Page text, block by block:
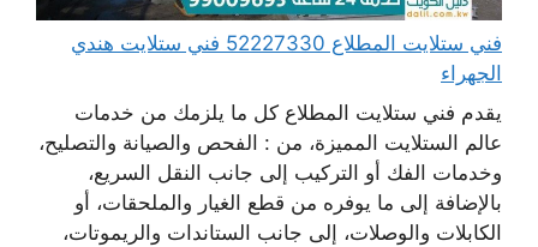
فني ستلايت المطلاع 52227330 فني ستلايت هندي
الجهراء
يقدم فني ستلايت المطلاع كل ما يلزمك من خدمات
عالم الستلايت المميزة، من : الفحص والصيانة والتصليح،
وخدمات الفك أو التركيب إلى جانب النقل السريع،
بالإضافة إلى ما يوفره من قطع الغيار والملحقات، أو
الكابلات والوصلات، إلى جانب الستاندات والريموتات،